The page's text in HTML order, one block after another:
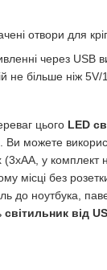
отвори для
через USB
не більше ніж 5V/
цього LED
. Ви можете
(3xAA, у комплект
місці без
до ноутбука,
світильник від